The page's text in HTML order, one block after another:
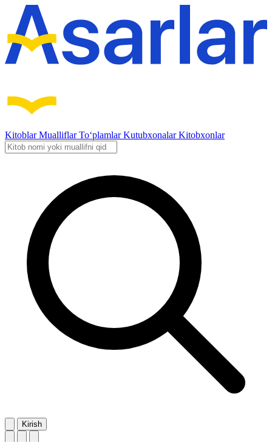
KitoblarMualliflarTo‘plamlarKutubxonalarKitobxonlar
Kirish